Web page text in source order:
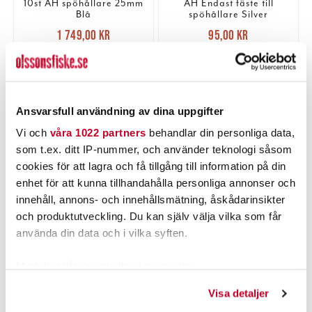
Ansvarsfull användning av dina uppgifter
Vi och våra 1022 partners behandlar din personliga data,
som t.ex. ditt IP-nummer, och använder teknologi såsom
cookies för att lagra och få tillgång till information på din
enhet för att kunna tillhandahålla personliga annonser och
innehåll, annons- och innehållsmätning, åskådarinsikter
och produktutveckling. Du kan själv välja vilka som får
använda din data och i vilka syften.
Visa detaljer
10st AH spöhållare 25mm
Blå
Nuvarande pris
1 749,00 krTidigare pris
2 290,00 kr
1 749,00 kr
2 ST
AH Endast fäste till
spöhållare Silver
Nuvarande pris
95,00 krTidigare pris
149,00 kr
95,00 kr
149,00 kr
FLER ÄN 6 ST KVAR
PRODUKTBESKRIVNING